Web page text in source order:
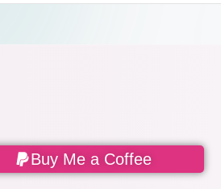
Buy Me a Coffee